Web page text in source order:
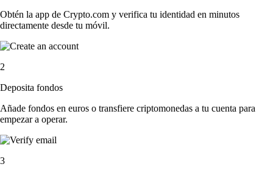
Obtén la app de Crypto.com y verifica tu identidad en minutos
directamente desde tu móvil.
2
Deposita fondos
Añade fondos en euros o transfiere criptomonedas a tu cuenta para
empezar a operar.
3